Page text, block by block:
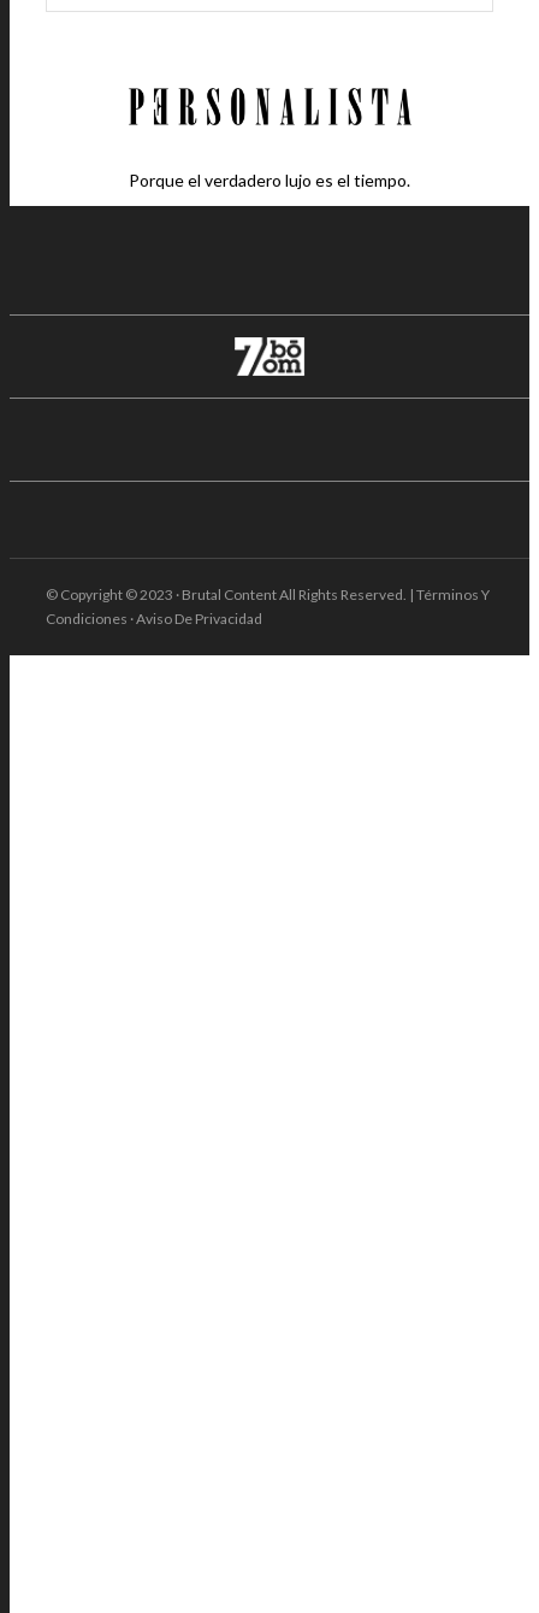
Porque el verdadero lujo es el tiempo.
© Copyright © 2023 · Brutal Content All Rights Reserved. | Términos Y
Condiciones · Aviso De Privacidad